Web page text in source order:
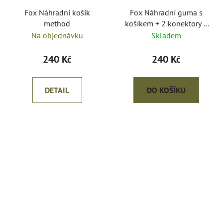
Fox Náhradní košík
method
Na objednávku
240 Kč
DETAIL
Fox Náhradní guma s
košíkem + 2 konektory k
praku Rangemaster
Skladem
240 Kč
DO KOŠÍKU